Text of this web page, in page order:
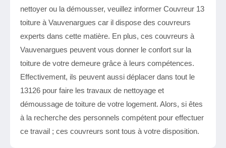
nettoyer ou la démousser, veuillez informer Couvreur 13
toiture à Vauvenargues car il dispose des couvreurs
experts dans cette matière. En plus, ces couvreurs à
Vauvenargues peuvent vous donner le confort sur la
toiture de votre demeure grâce à leurs compétences.
Effectivement, ils peuvent aussi déplacer dans tout le
13126 pour faire les travaux de nettoyage et
démoussage de toiture de votre logement. Alors, si êtes
à la recherche des personnels compétent pour effectuer
ce travail ; ces couvreurs sont tous à votre disposition.